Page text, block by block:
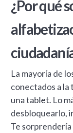
¿Por qué
La mayoría de
conectados a la
una tablet. Lo
desbloquearlo,
Te